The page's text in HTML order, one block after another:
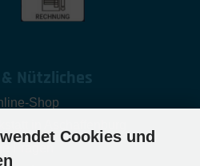
Nützliches
Shop
Cookies und